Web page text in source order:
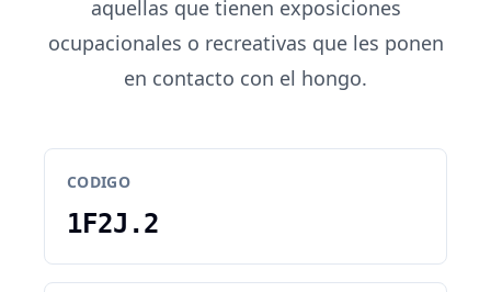
aquellas que tienen exposiciones
ocupacionales o recreativas que les ponen
en contacto con el hongo.
CODIGO
1F2J.2